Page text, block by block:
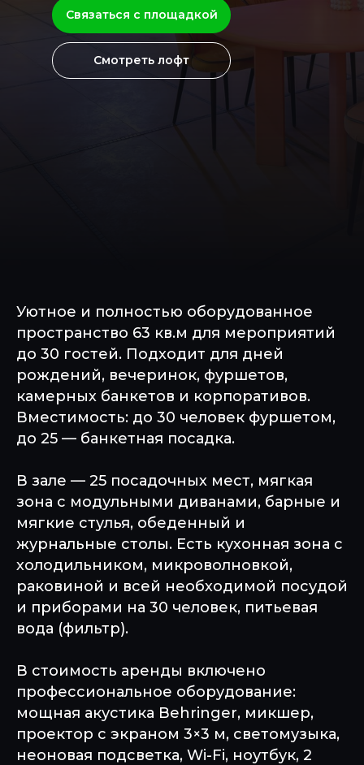
Связаться с площадкой
Смотреть лофт
Уютное и полностью оборудованное
пространство 63 кв.м для мероприятий
до 30 гостей. Подходит для дней
рождений, вечеринок, фуршетов,
камерных банкетов и корпоративов.
Вместимость: до 30 человек фуршетом,
до 25 — банкетная посадка.
В зале — 25 посадочных мест, мягкая
зона с модульными диванами, барные и
мягкие стулья, обеденный и
журнальные столы. Есть кухонная зона с
холодильником, микроволновкой,
раковиной и всей необходимой посудой
и приборами на 30 человек, питьевая
вода (фильтр).
В стоимость аренды включено
профессиональное оборудование:
мощная акустика Behringer, микшер,
проектор с экраном 3×3 м, светомузыка,
неоновая подсветка, Wi-Fi, ноутбук, 2